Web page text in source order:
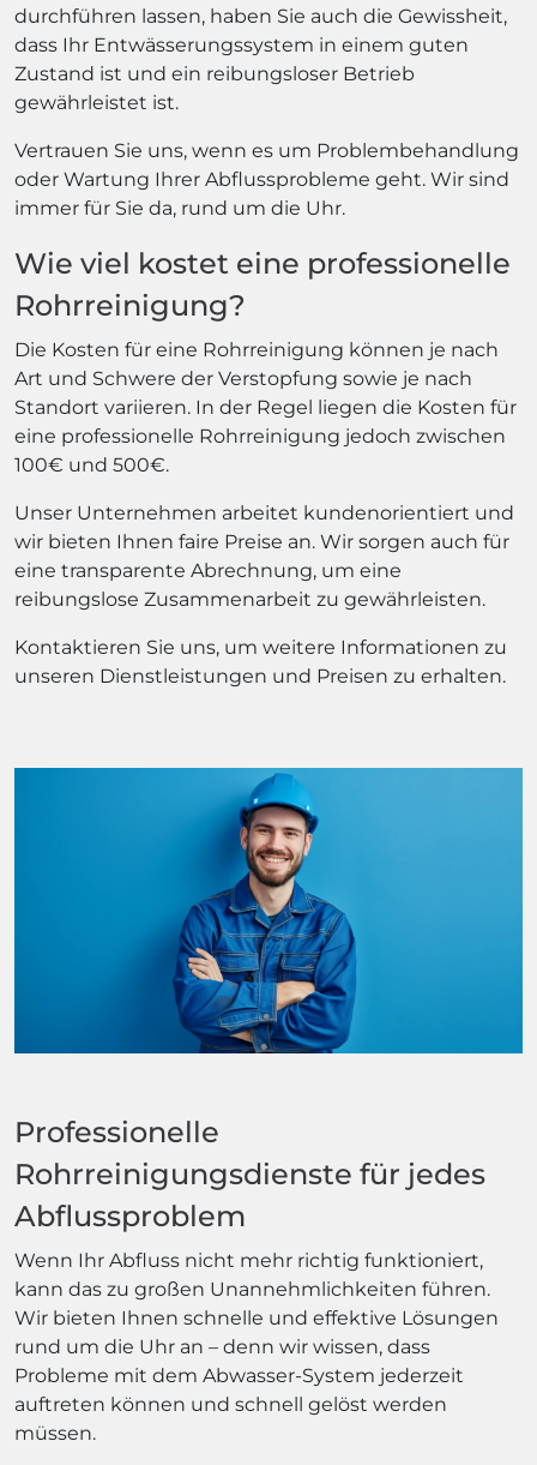
durchführen lassen, haben Sie auch die Gewissheit,
dass Ihr Entwässerungssystem in einem guten
Zustand ist und ein reibungsloser Betrieb
gewährleistet ist.
Vertrauen Sie uns, wenn es um Problembehandlung
oder Wartung Ihrer Abflussprobleme geht. Wir sind
immer für Sie da, rund um die Uhr.
Wie viel kostet eine professionelle
Rohrreinigung?
Die Kosten für eine Rohrreinigung können je nach
Art und Schwere der Verstopfung sowie je nach
Standort variieren. In der Regel liegen die Kosten für
eine professionelle Rohrreinigung jedoch zwischen
100€ und 500€.
Unser Unternehmen arbeitet kundenorientiert und
wir bieten Ihnen faire Preise an. Wir sorgen auch für
eine transparente Abrechnung, um eine
reibungslose Zusammenarbeit zu gewährleisten.
Kontaktieren Sie uns, um weitere Informationen zu
unseren Dienstleistungen und Preisen zu erhalten.
Professionelle
Rohrreinigungsdienste für jedes
Abflussproblem
Wenn Ihr Abfluss nicht mehr richtig funktioniert,
kann das zu großen Unannehmlichkeiten führen.
Wir bieten Ihnen schnelle und effektive Lösungen
rund um die Uhr an – denn wir wissen, dass
Probleme mit dem Abwasser-System jederzeit
auftreten können und schnell gelöst werden
müssen.